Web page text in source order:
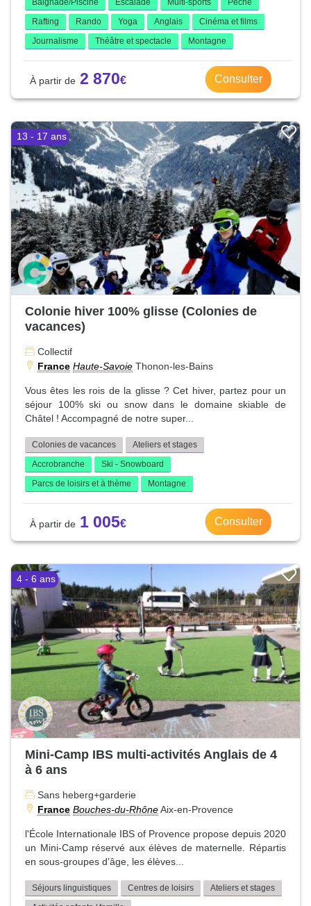
Rafting
Rando Yoga Anglais
Cinéma et films
Journalisme
Théâtre et spectacle Montagne
2 870 Consulter
13 - 17 ans
Colonie hiver 100% glisse (Colonies de
vacances)
Collectif
France Haute-Savoie Thonon-les-Bains
Vous êtes les rois de la glisse ? Cet hiver, partez pour un
séjour 100% ski ou snow dans le domaine skiable de
Châtel ! Accompagné de notre super...
Colonies de vacances
Ateliers et stages
Accrobranche
Ski - Snowboard
Parcs de loisirs et à thème
Montagne
1 005 Consulter
4 - 6 ans
Mini-Camp IBS multi-activités Anglais de 4
à 6 ans
Sans heberg+garderie
France Bouches-du-RhôneAix-en-Provence
l'École Internationale IBS of Provence propose depuis 2020
un Mini-Camp réservé aux élèves de maternelle. Répartis
en sous-groupes d’âge, les élèves...
Séjours linguistiques Centres de loisirs
Ateliers et stages